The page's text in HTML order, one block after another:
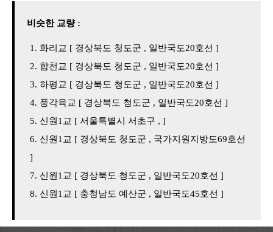
비슷한 교량 :
화리교 [ 경상북도 청도군 , 일반국도20호선 ]
합천교 [ 경상북도 청도군 , 일반국도20호선 ]
하평교 [ 경상북도 청도군 , 일반국도20호선 ]
풍각육교 [ 경상북도 청도군 , 일반국도20호선 ]
신원1교 [ 서울특별시 서초구 , ]
신원1교 [ 경상북도 청도군 , 국가지원지방도69호선
]
신원1교 [ 경상북도 청도군 , 일반국도20호선 ]
신원1교 [ 충청남도 예산군 , 일반국도45호선 ]